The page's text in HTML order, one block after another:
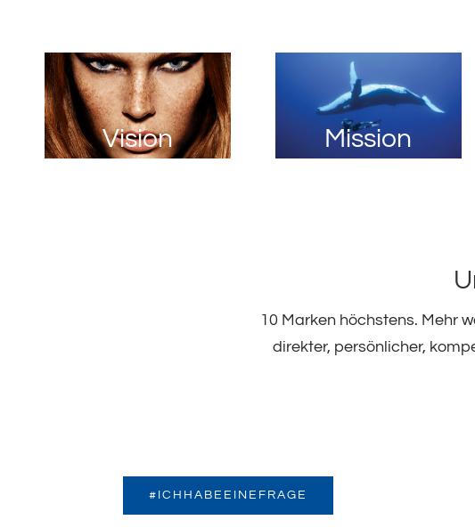
Vision Mission
10 Marken höchstens. Mehr
direkter, persönlicher,
#ICHHABEEINEFRAGE